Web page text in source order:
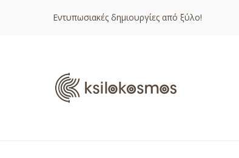
Εντυπωσιακές δημιουργίες από ξύλο!